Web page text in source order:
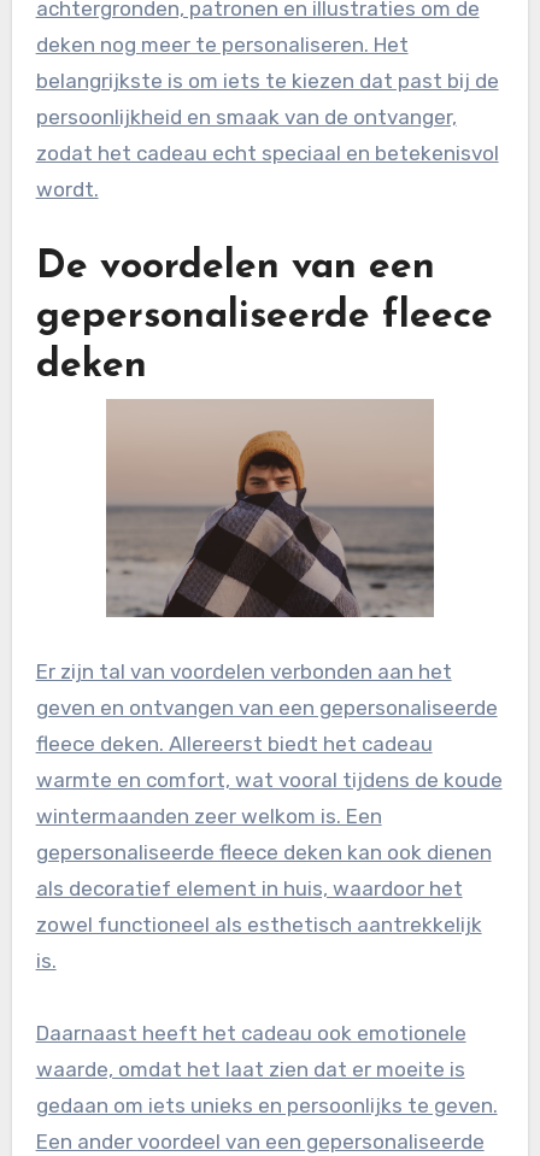
achtergronden, patronen en illustraties om de
deken nog meer te personaliseren. Het
belangrijkste is om iets te kiezen dat past bij de
persoonlijkheid en smaak van de ontvanger,
zodat het cadeau echt speciaal en betekenisvol
wordt.
De voordelen van een
gepersonaliseerde fleece
deken
Er zijn tal van voordelen verbonden aan het
geven en ontvangen van een gepersonaliseerde
fleece deken. Allereerst biedt het cadeau
warmte en comfort, wat vooral tijdens de koude
wintermaanden zeer welkom is. Een
gepersonaliseerde fleece deken kan ook dienen
als decoratief element in huis, waardoor het
zowel functioneel als esthetisch aantrekkelijk
is.
Daarnaast heeft het cadeau ook emotionele
waarde, omdat het laat zien dat er moeite is
gedaan om iets unieks en persoonlijks te geven.
Een ander voordeel van een gepersonaliseerde